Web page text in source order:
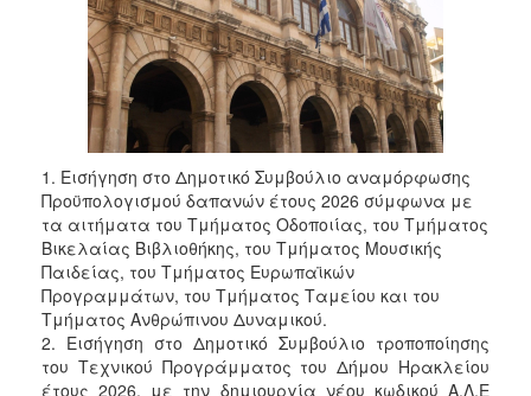
1. Εισήγηση στο Δημοτικό Συμβούλιο αναμόρφωσης
Προϋπολογισμού δαπανών έτους 2026 σύμφωνα με
τα αιτήματα του Τμήματος Οδοποιίας, του Τμήματος
Βικελαίας Βιβλιοθήκης, του Τμήματος Μουσικής
Παιδείας, του Τμήματος Ευρωπαϊκών
Προγραμμάτων, του Τμήματος Ταμείου και του
Τμήματος Ανθρώπινου Δυναμικού.
2. Εισήγηση στο Δημοτικό Συμβούλιο τροποποίησης
του Τεχνικού Προγράμματος του Δήμου Ηρακλείου
έτους 2026, με την δημιουργία νέου κωδικού Α.Λ.Ε